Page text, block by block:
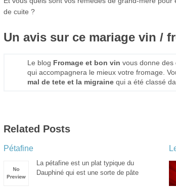
de cuite ?
Un avis sur ce mariage vin /
Le blog Fromage et bon vin vous donne des
qui accompagnera le mieux votre fromage.
mal de tete et la migraine qui a été classé
Related Posts
Pétafine
La pétafine est un plat typique du
Dauphiné qui est une sorte de pâte